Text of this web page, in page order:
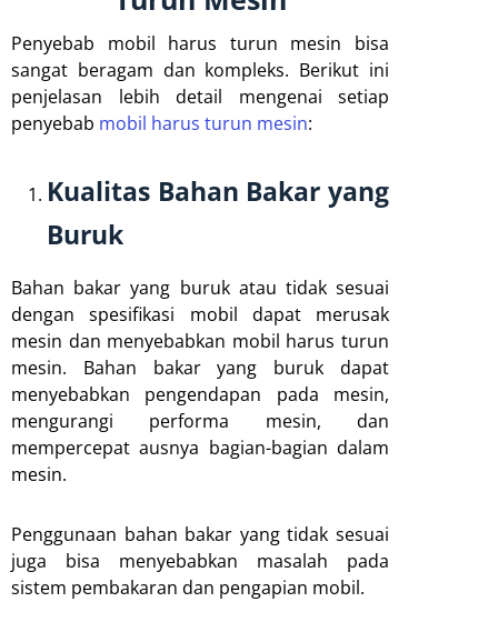
Penyebab mobil harus turun mesin bisa
sangat beragam dan kompleks. Berikut ini
penjelasan lebih detail mengenai setiap
penyebab mobil harus turun mesin:
Kualitas Bahan Bakar yang
Buruk
Bahan bakar yang buruk atau tidak sesuai
dengan spesifikasi mobil dapat merusak
mesin dan menyebabkan mobil harus turun
mesin. Bahan bakar yang buruk dapat
menyebabkan pengendapan pada mesin,
mengurangi performa mesin, dan
mempercepat ausnya bagian-bagian dalam
mesin.
Penggunaan bahan bakar yang tidak sesuai
juga bisa menyebabkan masalah pada
sistem pembakaran dan pengapian mobil.